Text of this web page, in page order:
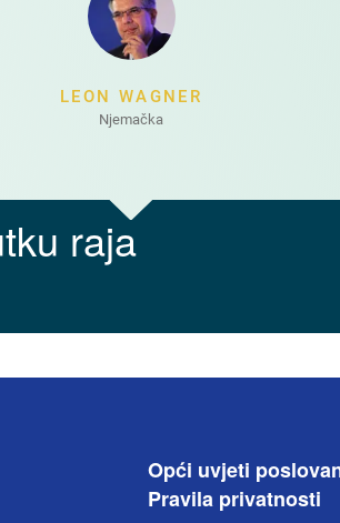
LEON WAGNER
Njemačka
raja
Opći uvjeti
Pravila privatnosti